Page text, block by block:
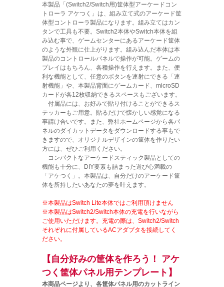
本製品「(Switch2/Switch用)筐体型アーケードコン
トローラ アケつく」は、組み立て式のアーケード筐
体型コントローラ製品になります。組み立てはカン
タンで工具も不要。Switch2本体やSwitch本体を組
み込む事で、ゲームセンターにあるアーケード筐体
のような外観に仕上がります。組み込んだ本体は本
製品のコントロールパネルで操作が可能。ゲームの
プレイはもちろん、各種操作を行えます。また、便
利な機能として、任意のボタンを連射にできる「連
射機能」や、本製品背面にゲームカード、microSD
カードが各12枚収納できるスペースもございます。
付属品には、お好みで貼り付けることができるス
テッカーもご用意。貼るだけで懐かしい感覚になる
事請け合いです。また、弊社ホームページから各パ
ネルのダイカットデータをダウンロードする事もで
きますので、オリジナルデザインの筐体を作りたい
方には、ぜひご利用ください。
コンパクトなアーケードスティック製品としての
機能も十分に、DIY要素も詰まった遊び心満載の
「アケつく」。本製品は、自分だけのアーケード筐
体を所持したいあなたの夢を叶えます。
※本製品はSwitch Lite本体ではご利用頂けません
※本製品はSwitch2/Switch本体の充電を行いながら
ご使用いただけます。充電の際は、Switch2/Switch
それぞれに付属しているACアダプタを接続してく
ださい。
【自分好みの筐体を作ろう！ アケ
つく筐体パネル用テンプレート】
本商品ページより、各筐体パネル用のカットライン